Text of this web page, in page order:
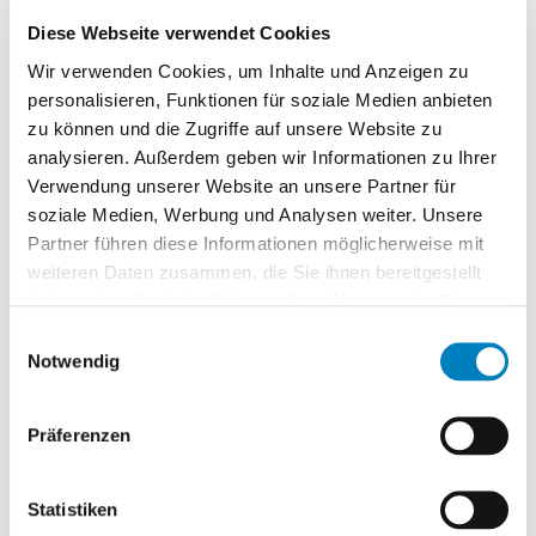
Diese Webseite verwendet Cookies
Wir verwenden Cookies, um Inhalte und Anzeigen zu
personalisieren, Funktionen für soziale Medien anbieten
zu können und die Zugriffe auf unsere Website zu
analysieren. Außerdem geben wir Informationen zu Ihrer
Verwendung unserer Website an unsere Partner für
soziale Medien, Werbung und Analysen weiter. Unsere
Partner führen diese Informationen möglicherweise mit
weiteren Daten zusammen, die Sie ihnen bereitgestellt
Notwendig
Präferenzen
Statistiken
Wir zeigen Ihnen, wie COGLAS mit dem WEB
WMS und unserem Erfahrungs-Know-how Ihre
Implementierung sicher, effizient und
zukunftsfähig macht.
Vereinbaren Sie jetzt Ihren Termin mit uns – und
Funktionen unseres WMS testen.